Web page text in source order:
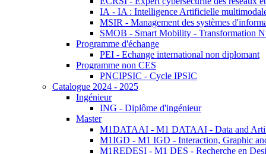
IA - IA : Intelligence Artificielle
MSIR - Management des systèmes
SMOB - Smart Mobility - Transformation
Programme d'échange
PEI - Echange international non diplomant
Programme non CES
PNCIPSIC - Cycle IPSIC
Catalogue 2024 - 2025
Ingénieur
ING - Diplôme d'ingénieur
Master
M1DATAAI - M1 DATAAI - Data and
M1IGD - M1 IGD - Interaction, Graphic
M1REDESI - M1 DES - Recherche en